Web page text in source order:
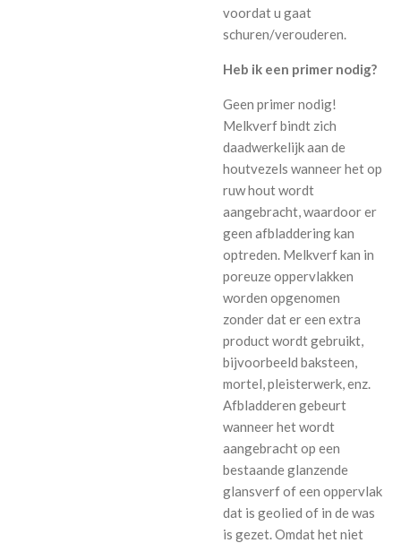
voordat u gaat
schuren/verouderen.
Heb ik een primer nodig?
Geen primer nodig!
Melkverf bindt zich
daadwerkelijk aan de
houtvezels wanneer het op
ruw hout wordt
aangebracht, waardoor er
geen afbladdering kan
optreden. Melkverf kan in
poreuze oppervlakken
worden opgenomen
zonder dat er een extra
product wordt gebruikt,
bijvoorbeeld baksteen,
mortel, pleisterwerk, enz.
Afbladderen gebeurt
wanneer het wordt
aangebracht op een
bestaande glanzende
glansverf of een oppervlak
dat is geolied of in de was
is gezet. Omdat het niet